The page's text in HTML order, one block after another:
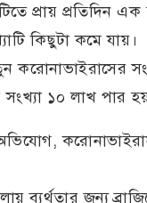
প্রায় প্রতিদিন
কিছুটা কমে যায়।
সংখ্যা ১০ লাখ পার
অভিযোগ,
ব্যর্থতার জন্য